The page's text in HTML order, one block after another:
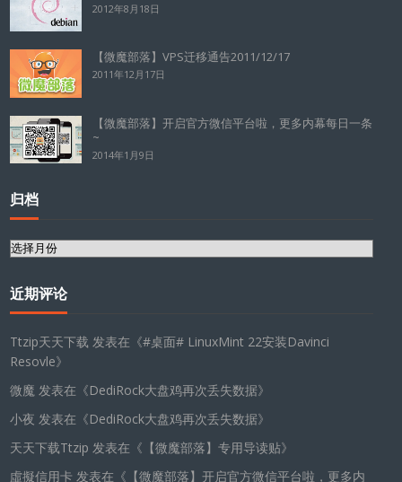
2012年8月18日
【微魔部落】VPS迁移通告2011/12/17
2011年12月17日
【微魔部落】开启官方微信平台啦，更多内幕每日一条
~
2014年1月9日
归档
归
近期评论
Ttzip天天下载 发表在《#桌面# LinuxMint 22安装Davinci
Resovle》
微魔 发表在《DediRock大盘鸡再次丢失数据》
小夜 发表在《DediRock大盘鸡再次丢失数据》
天天下载Ttzip 发表在《 【微魔部落】专用导读贴》
虛擬信用卡 发表在《 【微魔部落】开启官方微信平台啦，更多内